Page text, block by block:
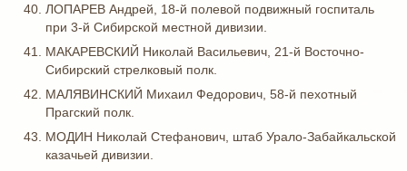
ЛОПАРЕВ Андрей, 18-й полевой подвижный госпиталь
при 3-й Сибирской местной дивизии.
МАКАРЕВСКИЙ Николай Васильевич, 21-й Восточно-
Сибирский стрелковый полк.
МАЛЯВИНСКИЙ Михаил Федорович, 58-й пехотный
Прагский полк.
МОДИН Николай Стефанович, штаб Урало-Забайкальской
казачьей дивизии.